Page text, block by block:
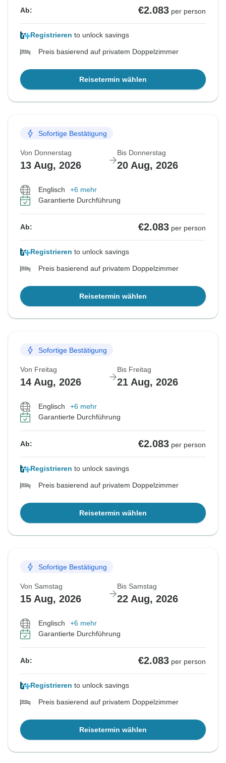
Ab: €2.083 per person
Registrieren to unlock savings
Preis basierend auf privatem Doppelzimmer
Reisetermin wählen
Sofortige Bestätigung
Von Donnerstag
13 Aug, 2026
Bis Donnerstag
20 Aug, 2026
Englisch
+6 mehr
Garantierte Durchführung
Ab: €2.083 per person
Registrieren to unlock savings
Preis basierend auf privatem Doppelzimmer
Reisetermin wählen
Sofortige Bestätigung
Von Freitag
14 Aug, 2026
Bis Freitag
21 Aug, 2026
Englisch
+6 mehr
Garantierte Durchführung
Ab: €2.083 per person
Registrieren to unlock savings
Preis basierend auf privatem Doppelzimmer
Reisetermin wählen
Sofortige Bestätigung
Von Samstag
15 Aug, 2026
Bis Samstag
22 Aug, 2026
Englisch
+6 mehr
Garantierte Durchführung
Ab: €2.083 per person
Registrieren to unlock savings
Preis basierend auf privatem Doppelzimmer
Reisetermin wählen